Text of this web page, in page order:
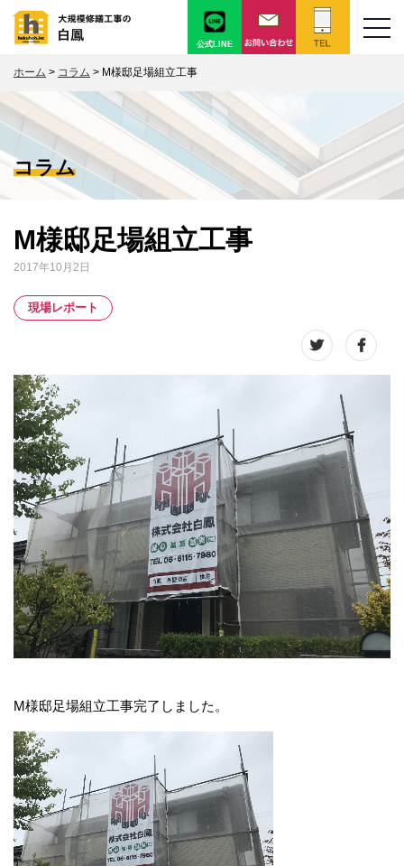
公式LINE
ホーム > コラム > M様邸足場組立工事
コラム
M様邸足場組立工事
2017年10月2日
現場レポート
M様邸足場組立工事完了しました。